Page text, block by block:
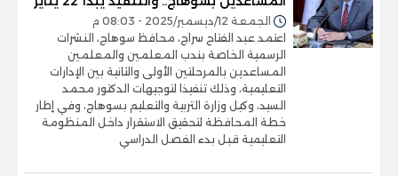
الجمعة 12/ديسمبر/2025 - 08:03 م
اعتمد عبد الفتاح سراج، محافظ سوهاج، النشرات
الرسمية الخاصة بندب المعلمين والمعلمين
المساعدين بالمرحلتين الأولى والثانية بين الإدارات
التعليمية، وذلك تنفيذا لتوجيهات الدكتور محمد
السيد، وكيل وزارة التربية والتعليم بسوهاج، وفي إطار
خطة المحافظة لتحقيق الاستقرار داخل المنظومة
التعليمية قبل بدء الفصل الدراسي